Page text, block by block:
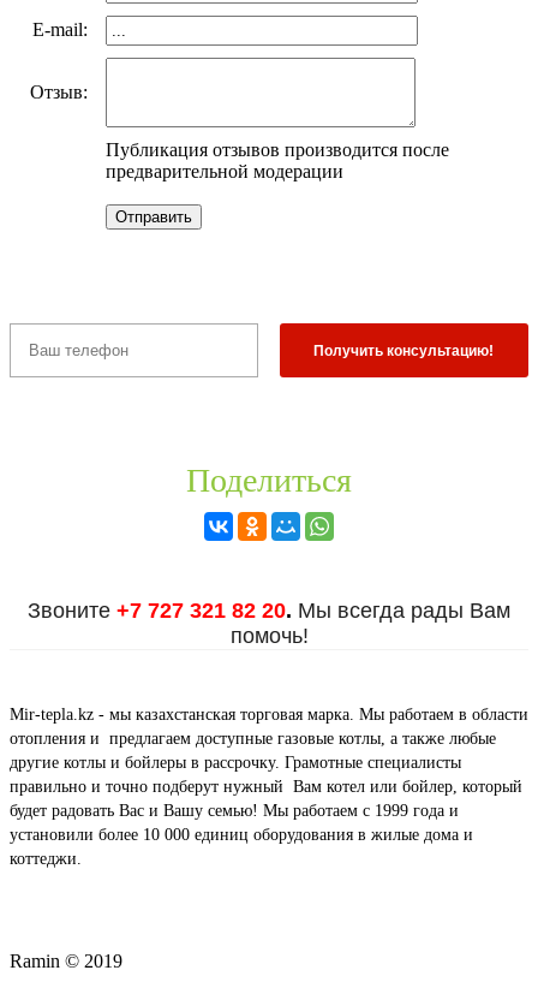
E-mail:
Отзыв:
Публикация отзывов производится после
предварительной модерации
Поделиться
Звоните +7 727 321 82 20. Мы всегда рады Вам
помочь!
Mir-tepla.kz - мы казахстанская торговая марка. Мы работаем в области
отопления и предлагаем доступные газовые котлы, а также любые
другие котлы и бойлеры в рассрочку. Грамотные специалисты
правильно и точно подберут нужный Вам котел или бойлер, который
будет радовать Вас и Вашу семью! Мы работаем с 1999 года и
установили более 10 000 единиц оборудования в жилые дома и
коттеджи.
Ramin © 2019